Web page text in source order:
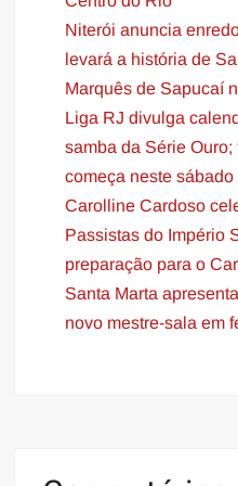
Niterói anuncia
levará a história de
Marquês de Sapucaí
Liga RJ divulga
samba da Série
começa neste
Carolline Cardoso
Passistas do Império
preparação para o
Santa Marta
novo mestre-sala em